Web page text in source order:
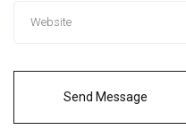
Send Message